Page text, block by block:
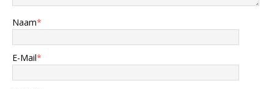
Naam*
E-Mail*